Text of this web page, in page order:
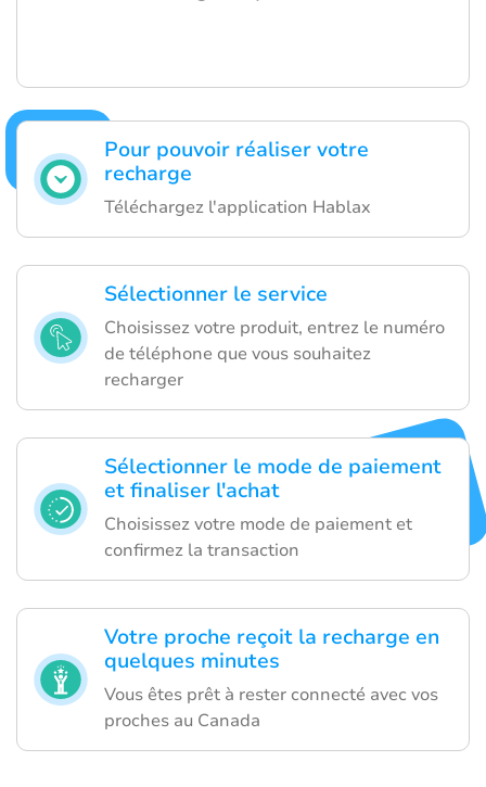
Pour pouvoir réaliser votre
recharge
Téléchargez l'application Hablax
Sélectionner le service
Choisissez votre produit, entrez le numéro
de téléphone que vous souhaitez
recharger
Sélectionner le mode de paiement
et finaliser l'achat
Choisissez votre mode de paiement et
confirmez la transaction
Votre proche reçoit la recharge en
quelques minutes
Vous êtes prêt à rester connecté avec vos
proches au Canada